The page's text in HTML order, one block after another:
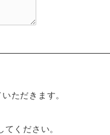
ただきます。
ください。